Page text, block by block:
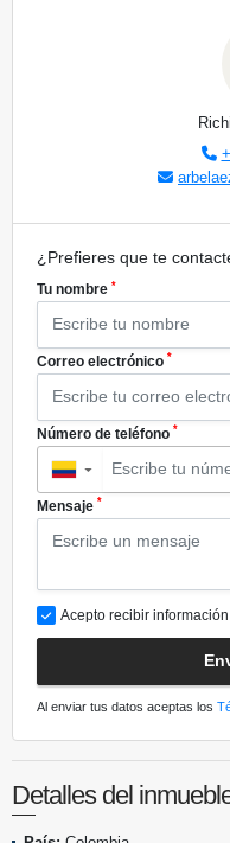
¿Prefieres que te
Tu nombre *
Correo electrónico *
Número de teléfono *
▼
Mensaje *
Acepto recibir
Al enviar tus datos aceptas los
Detalles del